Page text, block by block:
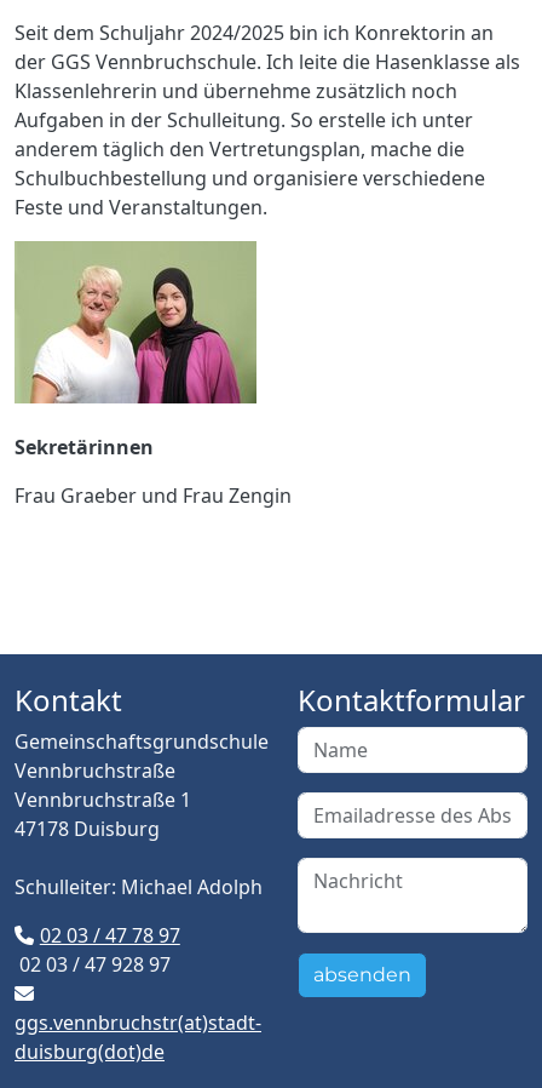
Seit dem Schuljahr 2024/2025 bin ich Konrektorin an
der GGS Vennbruchschule. Ich leite die Hasenklasse als
Klassenlehrerin und übernehme zusätzlich noch
Aufgaben in der Schulleitung. So erstelle ich unter
anderem täglich den Vertretungsplan, mache die
Schulbuchbestellung und organisiere verschiedene
Feste und Veranstaltungen.
Sekretärinnen
Frau Graeber und Frau Zengin
Kontakt
Gemeinschaftsgrundschule
Vennbruchstraße
Vennbruchstraße 1
47178 Duisburg
Schulleiter: Michael Adolph
02 03 / 47 78 97
02 03 / 47 928 97
ggs.vennbruchstr(at)stadt-
duisburg(dot)de
Kontaktformular
absenden